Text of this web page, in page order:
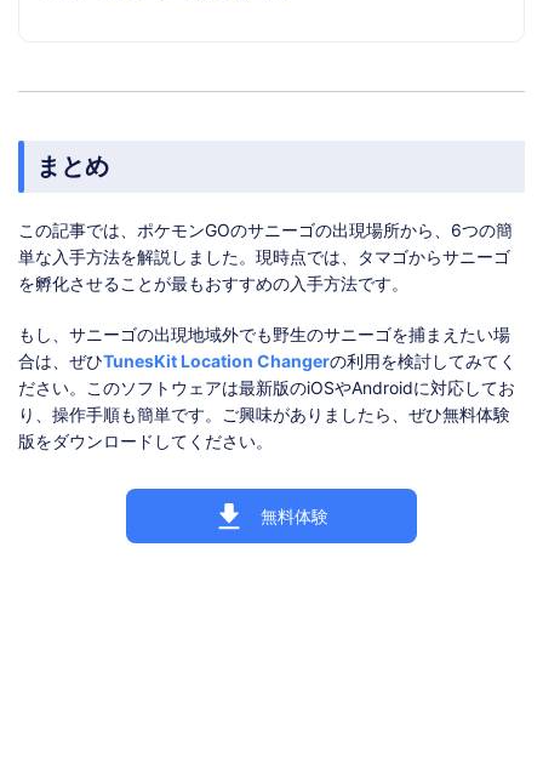
まとめ
この記事では、ポケモンGOのサニーゴの出現場所から、6つの簡
単な入手方法を解説しました。現時点では、タマゴからサニーゴ
を孵化させることが最もおすすめの入手方法です。
もし、サニーゴの出現地域外でも野生のサニーゴを捕まえたい場
合は、ぜひTunesKit Location Changerの利用を検討してみてく
ださい。このソフトウェアは最新版のiOSやAndroidに対応してお
り、操作手順も簡単です。ご興味がありましたら、ぜひ無料体験
版をダウンロードしてください。
無料体験